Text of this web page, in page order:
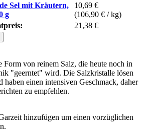
Sel mit Kräutern,
g
10,69 €
(106,90 € / kg)
21,38 €
Form von reinem Salz, die heute noch in
"geerntet" wird. Die Salzkristalle lösen
einen intensiven Geschmack, daher
zu empfehlen.
hinzufügen um einen vorzüglichen